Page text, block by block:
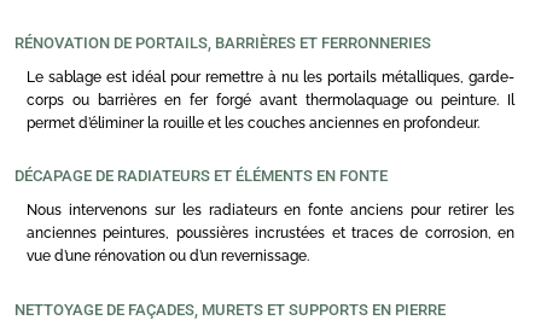
RÉNOVATION DE PORTAILS, BARRIÈRES ET FERRONNERIES
Le sablage est idéal pour remettre à nu les portails métalliques, garde-
corps ou barrières en fer forgé avant thermolaquage ou peinture. Il
permet d’éliminer la rouille et les couches anciennes en profondeur.
DÉCAPAGE DE RADIATEURS ET ÉLÉMENTS EN FONTE
Nous intervenons sur les radiateurs en fonte anciens pour retirer les
anciennes peintures, poussières incrustées et traces de corrosion, en
vue d’une rénovation ou d’un revernissage.
NETTOYAGE DE FAÇADES, MURETS ET SUPPORTS EN PIERRE